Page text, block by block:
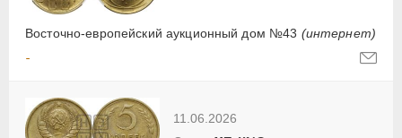
Восточно-европейский аукционный дом №43 (интернет)
-
11.06.2026